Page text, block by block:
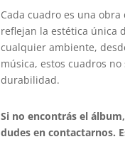
Cada cuadro es una
reflejan la estética única
cualquier ambiente,
música, estos cuadros
durabilidad.
Si no encontrás el
dudes en contactarnos.